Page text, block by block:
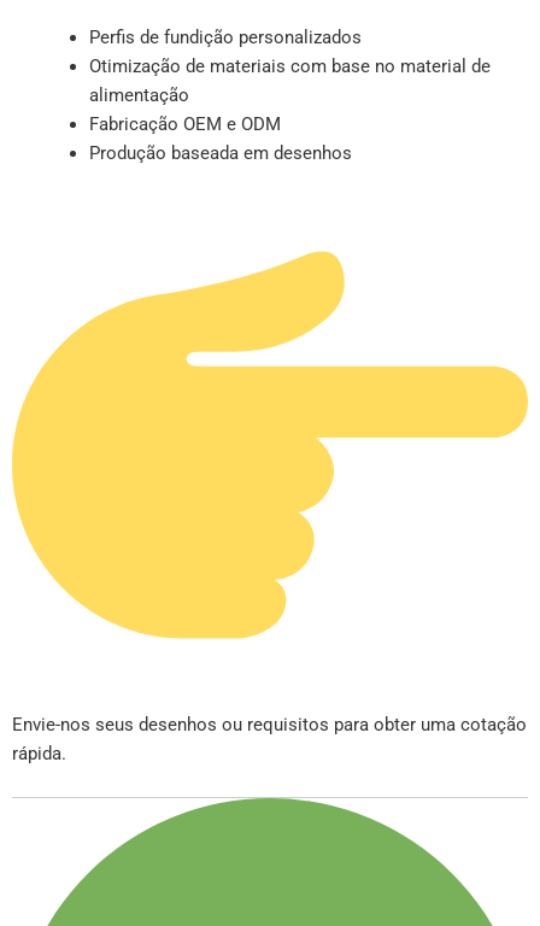
Perfis de fundição personalizados
Otimização de materiais com base no material de
alimentação
Fabricação OEM e ODM
Produção baseada em desenhos
Envie-nos seus desenhos ou requisitos para obter uma cotação
rápida.